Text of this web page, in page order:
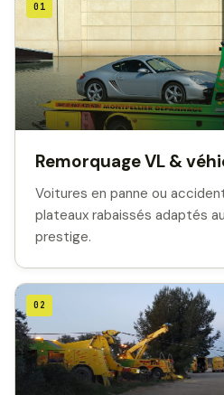
01
Remorquage VL &
Voitures en panne ou
plateaux rabaissés adaptés
prestige.
02